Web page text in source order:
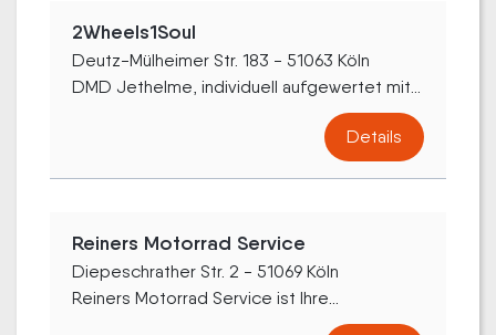
2Wheels1Soul
Deutz-Mülheimer Str. 183 - 51063 Köln
DMD Jethelme, individuell aufgewertet mit...
Details
Reiners Motorrad Service
Diepeschrather Str. 2 - 51069 Köln
Reiners Motorrad Service ist Ihre...